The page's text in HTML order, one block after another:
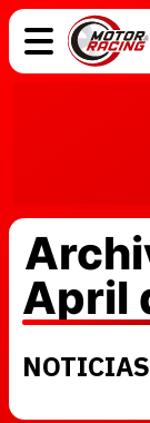
April
NOTICIAS